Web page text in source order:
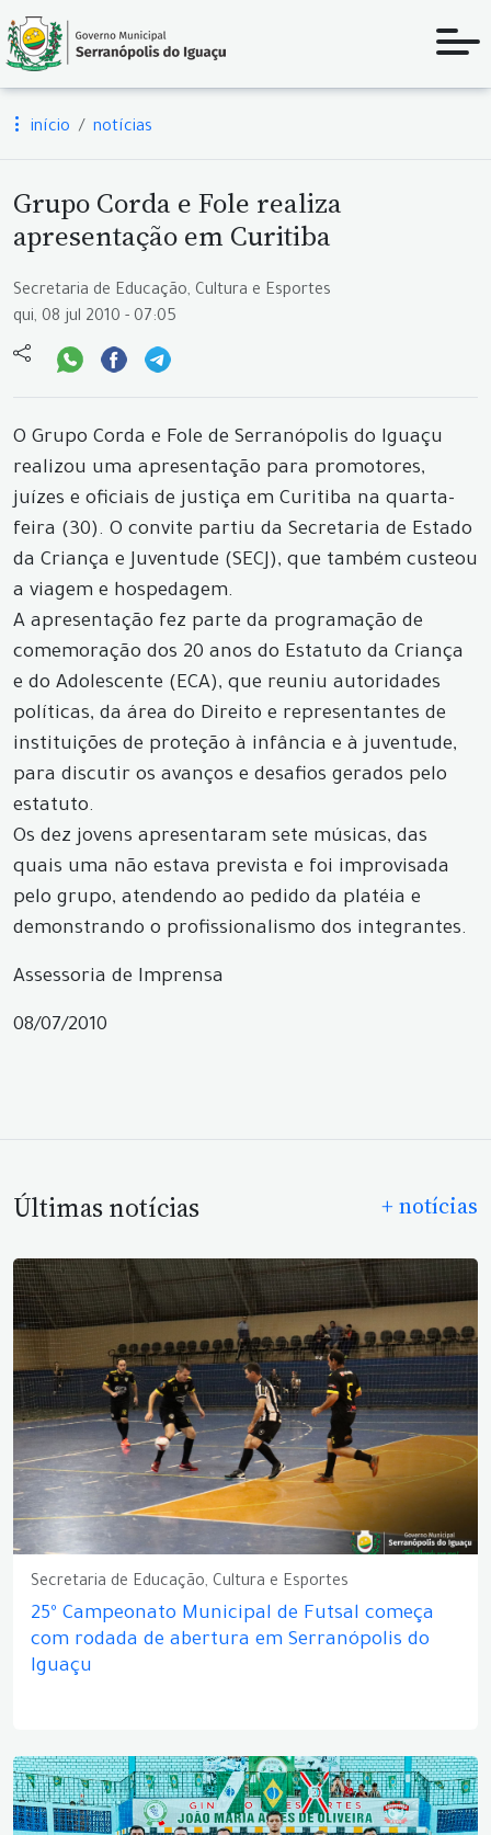
início notícias
Grupo Corda e Fole realiza
apresentação em Curitiba
Secretaria de Educação, Cultura e Esportes
qui, 08 jul 2010 - 07:05
O Grupo Corda e Fole de Serranópolis do Iguaçu
realizou uma apresentação para promotores,
juízes e oficiais de justiça em Curitiba na quarta-
feira (30). O convite partiu da Secretaria de Estado
da Criança e Juventude (SECJ), que também custeou
a viagem e hospedagem.
A apresentação fez parte da programação de
comemoração dos 20 anos do Estatuto da Criança
e do Adolescente (ECA), que reuniu autoridades
políticas, da área do Direito e representantes de
instituições de proteção à infância e à juventude,
para discutir os avanços e desafios gerados pelo
estatuto.
Os dez jovens apresentaram sete músicas, das
quais uma não estava prevista e foi improvisada
pelo grupo, atendendo ao pedido da platéia e
demonstrando o profissionalismo dos integrantes.
Assessoria de Imprensa
08/07/2010
Últimas notícias + notícias
Secretaria de Educação, Cultura e Esportes
25º Campeonato Municipal de Futsal começa
com rodada de abertura em Serranópolis do
Iguaçu